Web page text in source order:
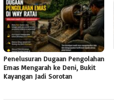
Penelusuran Dugaan Pengolahan
Emas Mengarah ke Deni, Bukit
Kayangan Jadi Sorotan